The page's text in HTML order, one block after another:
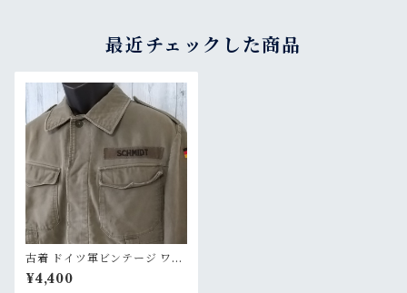
最近チェックした商品
古着 ドイツ軍ビンテージ ワッ
ペン付 モルスキンジャケット
RankB
¥4,400